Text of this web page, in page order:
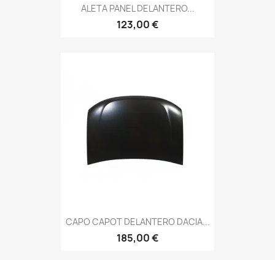
ALETA PANEL DELANTERO...
123,00 €
CAPO CAPOT DELANTERO DACIA...
185,00 €